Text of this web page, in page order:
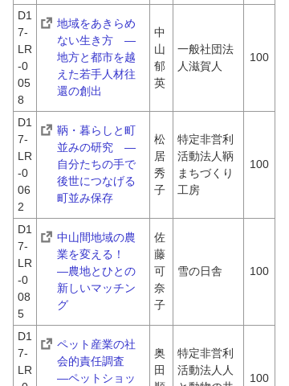
D1
7-
LR
-0
05
8
地域をあきらめ
ない生き方　―
地方と都市を越
えた若手人材往
還の創出
中
山
郁
英
一般社団法
人滋賀人
100
D1
7-
LR
-0
06
2
鞆・暮らしと町
並みの研究　―
自分たちの手で
後世につなげる
町並み保存
松
居
秀
子
特定非営利
活動法人鞆
まちづくり
工房
100
D1
7-
LR
-0
08
5
中山間地域の農
業を変える！
―農地とひとの
新しいマッチン
グ
佐
藤
可
奈
子
雪の日舎 100
D1
7-
LR
ペット産業の社
会的責任調査
―ペットショッ
奥
田
特定非営利
活動法人人
100